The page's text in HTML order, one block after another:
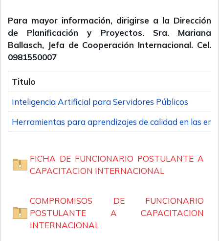
Para mayor información, dirigirse a la Dirección
de Planificación y Proyectos. Sra. Mariana
Ballasch, Jefa de Cooperación Internacional. Cel.
0981550007
Titulo
Inteligencia Artificial para Servidores Públicos
Herramientas para aprendizajes de calidad en las
FICHA DE FUNCIONARIO POSTULANTE A
CAPACITACION INTERNACIONAL
COMPROMISOS DE FUNCIONARIO
POSTULANTE A CAPACITACION
INTERNACIONAL